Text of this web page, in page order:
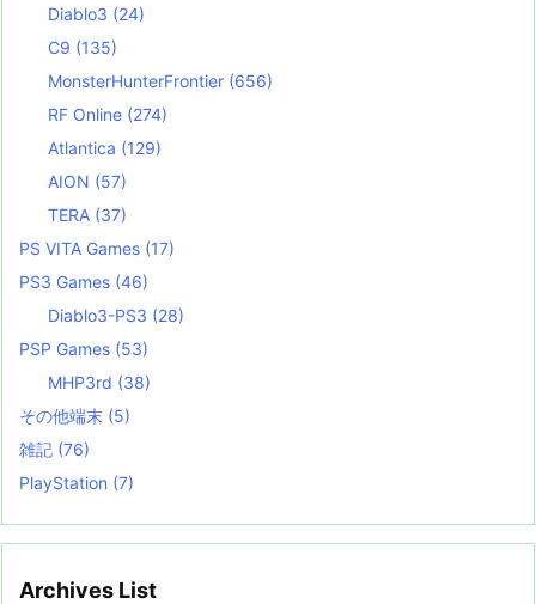
Diablo3 (24)
C9 (135)
MonsterHunterFrontier (656)
RF Online (274)
Atlantica (129)
AION (57)
TERA (37)
PS VITA Games (17)
PS3 Games (46)
Diablo3-PS3 (28)
PSP Games (53)
MHP3rd (38)
その他端末 (5)
雑記 (76)
PlayStation (7)
Archives List